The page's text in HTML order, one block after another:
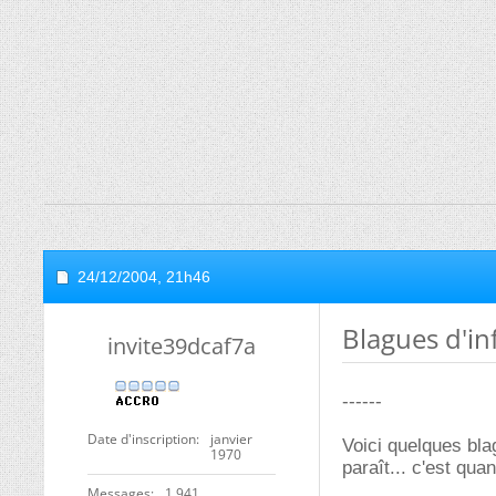
24/12/2004, 21h46
invite39dcaf7a
Date d'inscription
janvier
1970
Blagues
------
Voici quelques
paraît... c'est